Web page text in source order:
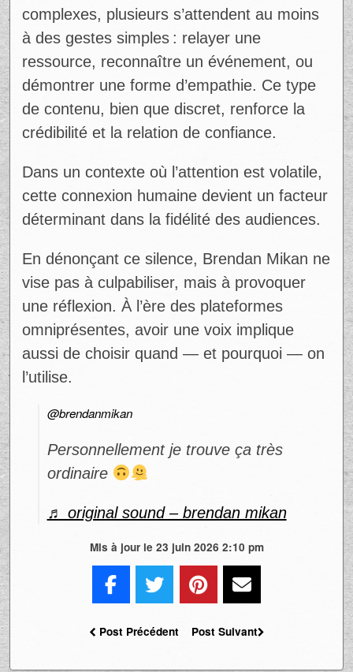
complexes, plusieurs s’attendent au moins
à des gestes simples : relayer une
ressource, reconnaître un événement, ou
démontrer une forme d’empathie. Ce type
de contenu, bien que discret, renforce la
crédibilité et la relation de confiance.
Dans un contexte où l’attention est volatile,
cette connexion humaine devient un facteur
déterminant dans la fidélité des audiences.
En dénonçant ce silence, Brendan Mikan ne
vise pas à culpabiliser, mais à provoquer
une réflexion. À l’ère des plateformes
omniprésentes, avoir une voix implique
aussi de choisir quand — et pourquoi — on
l’utilise.
@brendanmikan
Personnellement je trouve ça très
ordinaire
♬ original sound – brendan mikan
Mis à jour le 23 juin 2026 2:10 pm
Post Précédent Post Suivant